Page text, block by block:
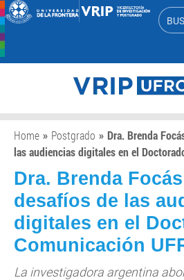
Home » Postgrado » Dra. Brenda
las audiencias digitales en el
Dra. Brenda
desafíos de las
digitales en el
Comunicación
La investigadora argentina